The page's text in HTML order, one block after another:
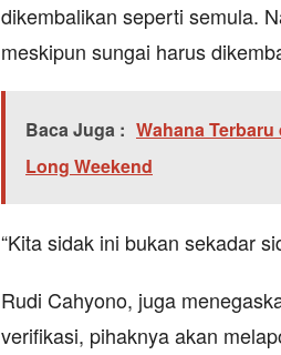
dikembalikan seperti semula.
meskipun sungai harus
Baca Juga : Wahana
Long Weekend
“Kita sidak ini bukan sekadar
Rudi Cahyono, juga
verifikasi, pihaknya akan